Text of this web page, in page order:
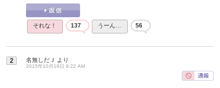
それな！ 137 うーん… 56
2 名無しだＪ より
2015年10月19日 9:22 AM